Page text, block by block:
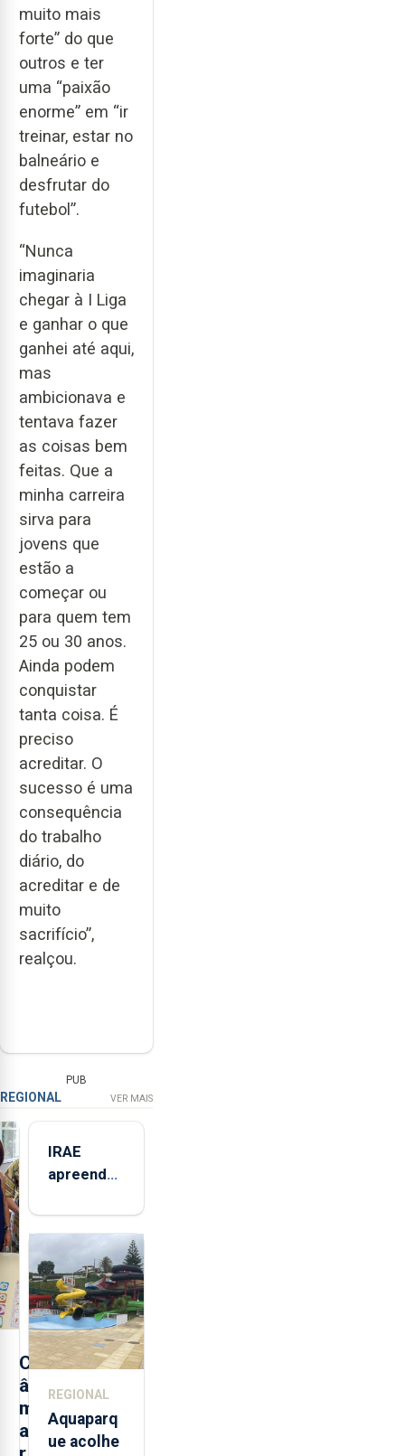
muito mais
forte” do que
outros e ter
uma “paixão
enorme” em “ir
treinar, estar no
balneário e
desfrutar do
futebol”.
“Nunca
imaginaria
chegar à I Liga
e ganhar o que
ganhei até aqui,
mas
ambicionava e
tentava fazer
as coisas bem
feitas. Que a
minha carreira
sirva para
jovens que
estão a
começar ou
para quem tem
25 ou 30 anos.
Ainda podem
conquistar
tanta coisa. É
preciso
acreditar. O
sucesso é uma
consequência
do trabalho
diário, do
acreditar e de
muito
sacrifício”,
realçou.
PUB
REGIONAL VER MAIS
C
â
m
a
IRAE
apreendeu
toneladas
de
alimentos
entre
2021 e
2025 nos
Açores
REGIONAL
Aquaparq
ue acolhe